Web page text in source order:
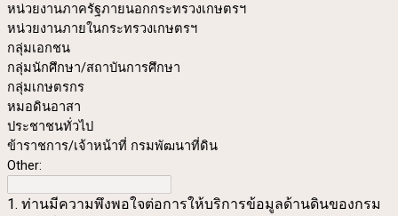
หน่วยงานภาครัฐภายนอกกระทรวงเกษตรฯ
หน่วยงานภายในกระทรวงเกษตรฯ
กลุ่มเอกชน
กลุ่มนักศึกษา/สถาบันการศึกษา
กลุ่มเกษตรกร
หมอดินอาสา
ประชาชนทั่วไป
ข้าราชการ/เจ้าหน้าที่ กรมพัฒนาที่ดิน
Other:
1. ท่านมีความพึงพอใจต่อการให้บริการข้อมูลด้านดินของกรม